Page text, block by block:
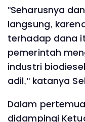
"Seharusnya
langsung,
terhadap dana
pemerintah
industri
adil," katanya
Dalam
didampingi